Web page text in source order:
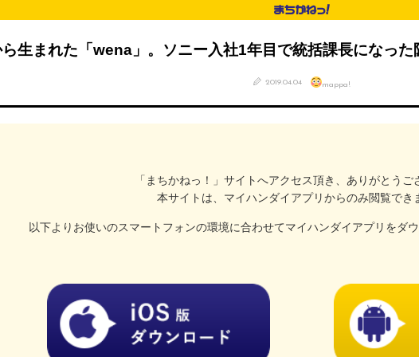
生まれた「wena」。ソニー入社1年目で統括課長になった
2019.04.04 mappa!
「まちかねっ！」サイトへアクセス頂き、 ありがとうご
本サイトは、マイハンダイアプリからのみ閲覧でき
以下よりお使いのスマートフォンの環境に合わせてマイハンダイアプリをダ